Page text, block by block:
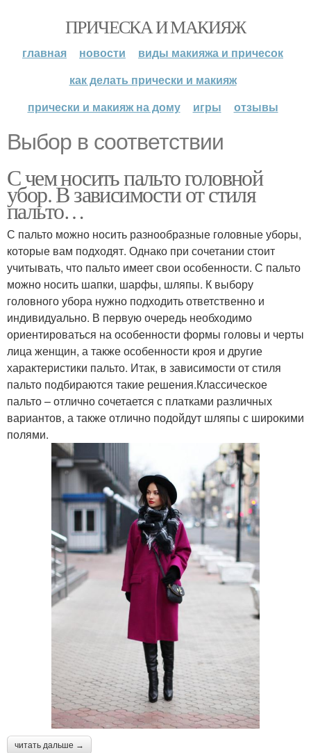
ПРИЧЕСКА И МАКИЯЖ
главная новости
виды макияжа и причесок
как делать прически и макияж
прически и макияж на дому
игры отзывы
Выбор в соответствии
С чем носить пальто головной
убор. В зависимости от стиля
пальто…
С пальто можно носить разнообразные головные уборы,
которые вам подходят. Однако при сочетании стоит
учитывать, что пальто имеет свои особенности. С пальто
можно носить шапки, шарфы, шляпы. К выбору
головного убора нужно подходить ответственно и
индивидуально. В первую очередь необходимо
ориентироваться на особенности формы головы и черты
лица женщин, а также особенности кроя и другие
характеристики пальто. Итак, в зависимости от стиля
пальто подбираются такие решения.Классическое
пальто – отлично сочетается с платками различных
вариантов, а также отлично подойдут шляпы с широкими
полями.
читать дальше →